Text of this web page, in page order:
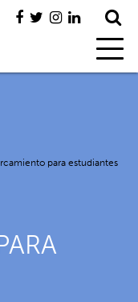
para estudiantes